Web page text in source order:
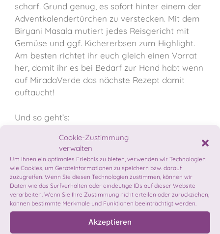
Cookie-Zustimmung
verwalten
Um Ihnen ein optimales Erlebnis zu bieten, verwenden wir Technologien
wie Cookies, um Geräteinformationen zu speichern bzw. darauf
zuzugreifen. Wenn Sie diesen Technologien zustimmen, können wir
Daten wie das Surfverhalten oder eindeutige IDs auf dieser Website
verarbeiten. Wenn Sie Ihre Zustimmung nicht erteilen oder zurückziehen,
können bestimmte Merkmale und Funktionen beeinträchtigt werden.
Akzeptieren
scharf. Grund genug, es sofort hinter einem der
Adventkalendertürchen zu verstecken. Mit dem
Biryani Masala mutiert jedes Reisgericht mit
Gemüse und ggf. Kichererbsen zum Highlight.
Am besten richtet ihr euch gleich einen Vorrat
her, damit ihr es bei Bedarf zur Hand habt wenn
auf MiradaVerde das nächste Rezept damit
auftaucht!
Und so geht’s:
1 EL Koriander, 1 EL Minzeblätter, 1 EL
Kreuzkümmel, 1 EL Fenchelsamen, 1 EL
Kurkuma, 1 TL Bockshornkleesamen, 1 TL
Muskatblüten, 1 TL Sternanis, 1 TL Zimt, 1
TL Kardamomkapseln, 1 TL Salz, 1/2 TL
Nelken, 1/2 TL Pfeffer, 1 Chilischote in
miteinander vermahlen.